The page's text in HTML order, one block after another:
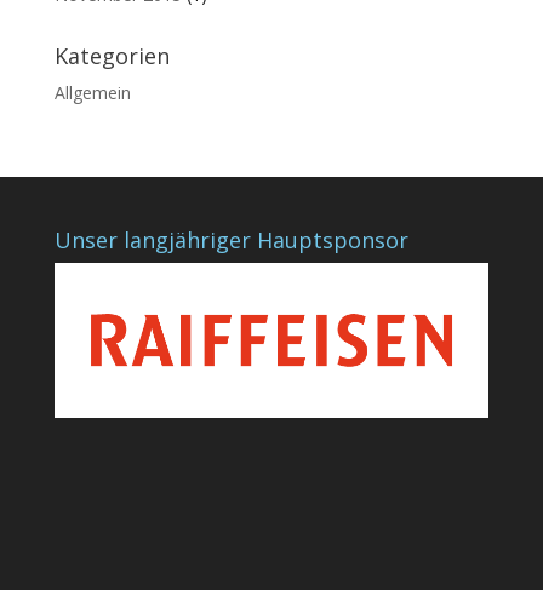
Kategorien
Allgemein
Unser langjähriger Hauptsponsor